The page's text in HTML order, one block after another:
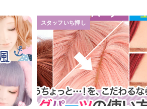
スタッフいち押し